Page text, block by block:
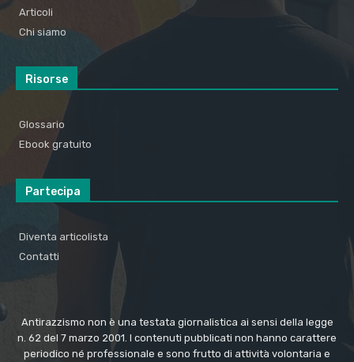
Articoli
Chi siamo
Risorse
Glossario
Ebook gratuito
Partecipa
Diventa articolista
Contatti
Antirazzismo non è una testata giornalistica ai sensi della legge
n. 62 del 7 marzo 2001. I contenuti pubblicati non hanno carattere
periodico né professionale e sono frutto di attività volontaria e